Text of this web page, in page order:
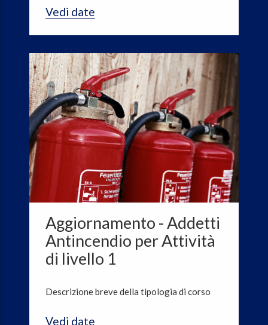
Vedi date
Aggiornamento - Addetti
Antincendio per Attività
di livello 1
Descrizione breve della tipologia di corso
Vedi date